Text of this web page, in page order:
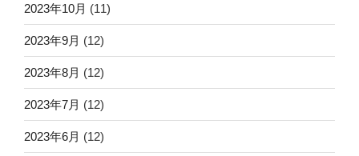
2023年10月 (11)
2023年9月 (12)
2023年8月 (12)
2023年7月 (12)
2023年6月 (12)